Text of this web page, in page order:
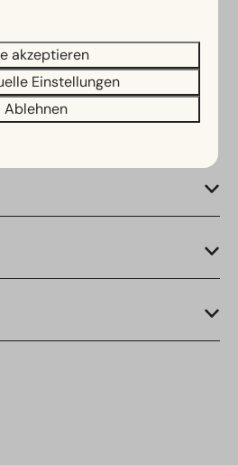
akzeptieren
Einstellungen
Ablehnen